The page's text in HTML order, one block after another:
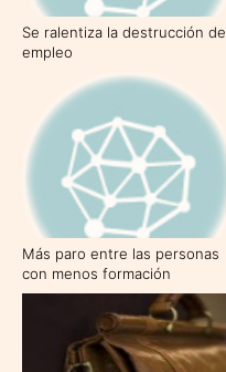
Se ralentiza la destrucción de
empleo
Más paro entre las personas
con menos formación